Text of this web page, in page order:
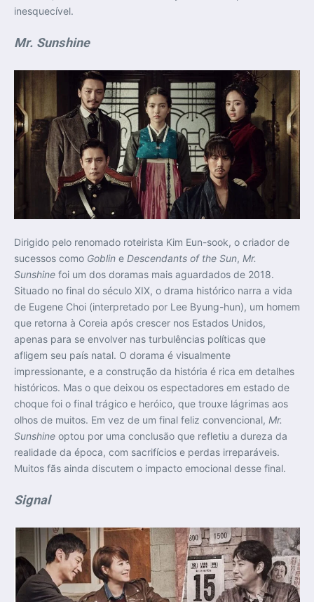
inesquecível.
Mr. Sunshine
Dirigido pelo renomado roteirista Kim Eun-sook, o criador de
sucessos como Goblin e Descendants of the Sun, Mr.
Sunshine foi um dos doramas mais aguardados de 2018.
Situado no final do século XIX, o drama histórico narra a vida
de Eugene Choi (interpretado por Lee Byung-hun), um homem
que retorna à Coreia após crescer nos Estados Unidos,
apenas para se envolver nas turbulências políticas que
afligem seu país natal. O dorama é visualmente
impressionante, e a construção da história é rica em detalhes
históricos. Mas o que deixou os espectadores em estado de
choque foi o final trágico e heróico, que trouxe lágrimas aos
olhos de muitos. Em vez de um final feliz convencional, Mr.
Sunshine optou por uma conclusão que refletiu a dureza da
realidade da época, com sacrifícios e perdas irreparáveis.
Muitos fãs ainda discutem o impacto emocional desse final.
Signal